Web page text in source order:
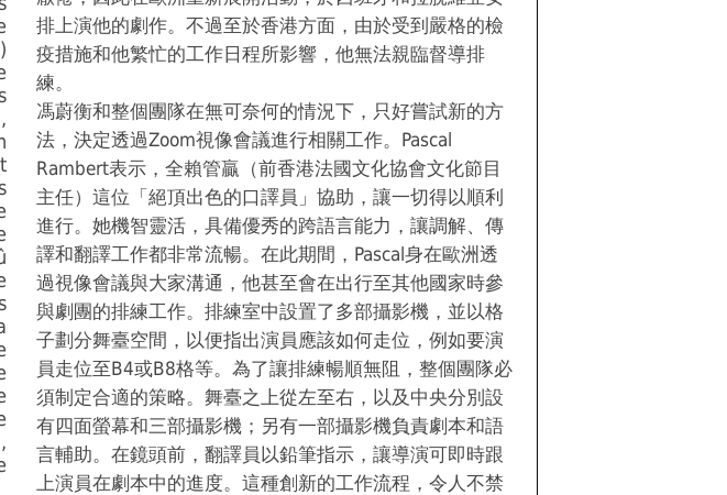
排上演他的劇作。不過至於香港方面，由於受到嚴格的檢
疫措施和他繁忙的工作日程所影響，他無法親臨督導排
練。
馮蔚衡和整個團隊在無可奈何的情況下，只好嘗試新的方
法，決定透過Zoom視像會議進行相關工作。Pascal
Rambert表示，全賴管贏（前香港法國文化協會文化節目
主任）這位「絕頂出色的口譯員」協助，讓一切得以順利
進行。她機智靈活，具備優秀的跨語言能力，讓調解、傳
譯和翻譯工作都非常流暢。在此期間，Pascal身在歐洲透
過視像會議與大家溝通，他甚至會在出行至其他國家時參
與劇團的排練工作。排練室中設置了多部攝影機，並以格
子劃分舞臺空間，以便指出演員應該如何走位，例如要演
員走位至B4或B8格等。為了讓排練暢順無阻，整個團隊必
須制定合適的策略。舞臺之上從左至右，以及中央分別設
有四面螢幕和三部攝影機；另有一部攝影機負責劇本和語
言輔助。在鏡頭前，翻譯員以鉛筆指示，讓導演可即時跟
上演員在劇本中的進度。這種創新的工作流程，令人不禁